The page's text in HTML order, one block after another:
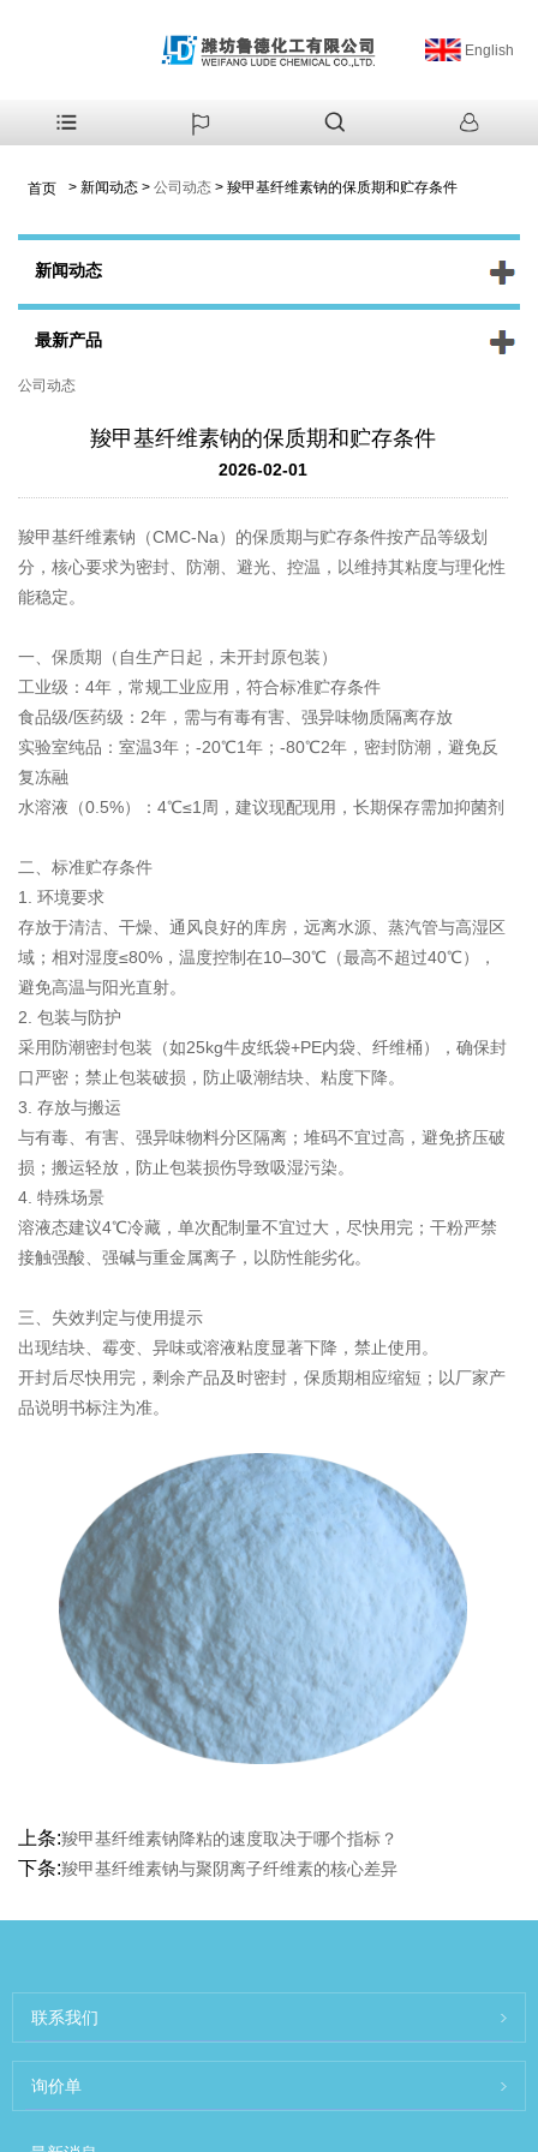
English
首页 > 新闻动态 > 公司动态 > 羧甲基纤维素钠的保质期和贮存条件
新闻动态
最新产品
公司动态
羧甲基纤维素钠的保质期和贮存条件
2026-02-01
羧甲基纤维素钠（CMC-Na）的保质期与贮存条件按产品等级划
分，核心要求为密封、防潮、避光、控温，以维持其粘度与理化性
能稳定。
一、保质期（自生产日起，未开封原包装）
工业级：4年，常规工业应用，符合标准贮存条件
食品级/医药级：2年，需与有毒有害、强异味物质隔离存放
实验室纯品：室温3年；-20℃1年；-80℃2年，密封防潮，避免反
复冻融
水溶液（0.5%）：4℃≤1周，建议现配现用，长期保存需加抑菌剂
二、标准贮存条件
1. 环境要求
存放于清洁、干燥、通风良好的库房，远离水源、蒸汽管与高湿区
域；相对湿度≤80%，温度控制在10–30℃（最高不超过40℃），
避免高温与阳光直射。
2. 包装与防护
采用防潮密封包装（如25kg牛皮纸袋+PE内袋、纤维桶），确保封
口严密；禁止包装破损，防止吸潮结块、粘度下降。
3. 存放与搬运
与有毒、有害、强异味物料分区隔离；堆码不宜过高，避免挤压破
损；搬运轻放，防止包装损伤导致吸湿污染。
4. 特殊场景
溶液态建议4℃冷藏，单次配制量不宜过大，尽快用完；干粉严禁
接触强酸、强碱与重金属离子，以防性能劣化。
三、失效判定与使用提示
出现结块、霉变、异味或溶液粘度显著下降，禁止使用。
开封后尽快用完，剩余产品及时密封，保质期相应缩短；以厂家产
品说明书标注为准。
上条:羧甲基纤维素钠降粘的速度取决于哪个指标？
下条:羧甲基纤维素钠与聚阴离子纤维素的核心差异
联系我们
询价单